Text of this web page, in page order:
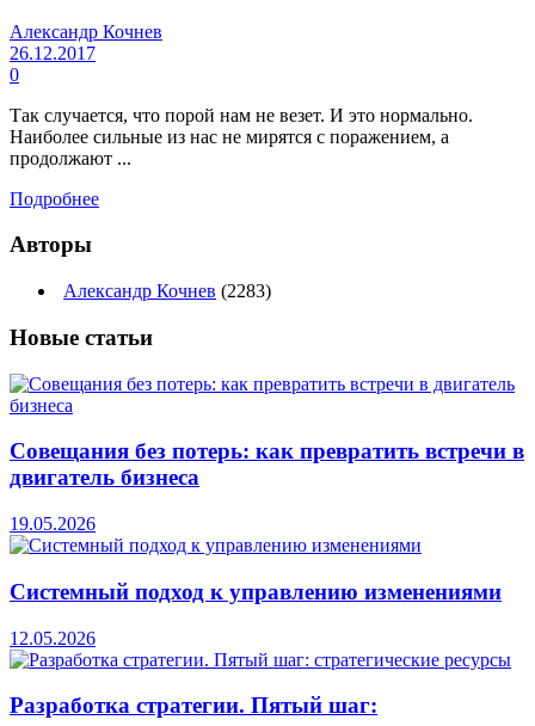
Александр Кочнев
26.12.2017
0
Так случается, что порой нам не везет. И это нормально.
Наиболее сильные из нас не мирятся с поражением, а
продолжают ...
Подробнее
Авторы
Александр Кочнев (2283)
Новые статьи
Совещания без потерь: как превратить встречи в
двигатель бизнеса
19.05.2026
Системный подход к управлению изменениями
12.05.2026
Разработка стратегии. Пятый шаг: